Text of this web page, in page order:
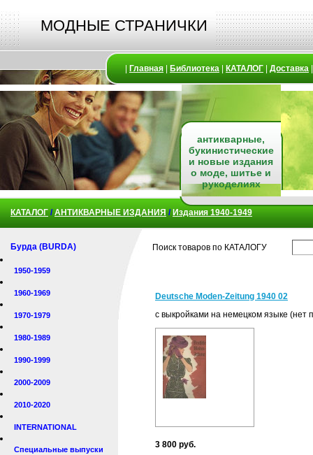
МОДНЫЕ СТРАНИЧКИ
Главная Библиотека КАТАЛОГ Доставка
антикварные,
букинистические
и новые издания
о моде, шитье и
рукоделиях
КАТАЛОГ /АНТИКВАРНЫЕ ИЗДАНИЯ / Издания 1940-1949
Бурда (BURDA)
1950-1959
1960-1969
1970-1979
1980-1989
1990-1999
2000-2009
2010-2020
INTERNATIONAL
Специальные выпуски
Поиск товаров по КАТАЛОГУ
Deutsche Moden-Zeitung 1940 02
с выкройками на немецком языке (нет
3 800 руб.